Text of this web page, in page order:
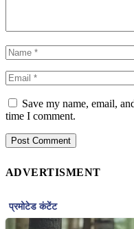
Save my name, email,
time I comment.
ADVERTISMENT